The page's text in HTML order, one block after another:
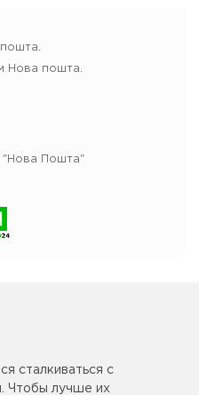
Нова пошта.
"Нова Пошта"
сталкиваться с
Чтобы лучше их